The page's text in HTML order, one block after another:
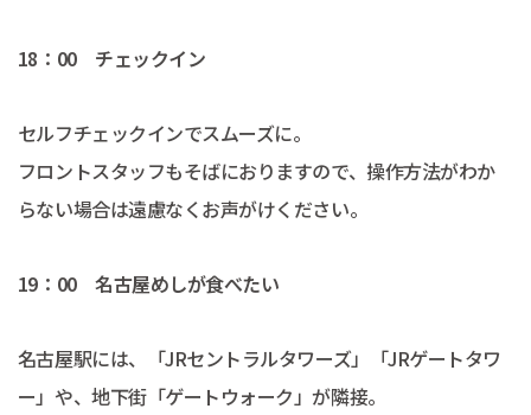
18：00 チェックイン
セルフチェックインでスムーズに。
フロントスタッフもそばにおりますので、操作方法がわか
らない場合は遠慮なくお声がけください。
19：00 名古屋めしが食べたい
名古屋駅には、「JRセントラルタワーズ」「JRゲートタワ
ー」や、地下街「ゲートウォーク」が隣接。